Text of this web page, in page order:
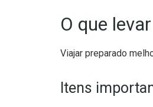
O que
Viajar preparado
Itens